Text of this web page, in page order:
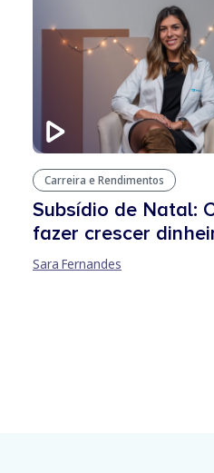
Carreira e Rendimentos
Subsídio de Natal:
fazer crescer
Sara Fernandes